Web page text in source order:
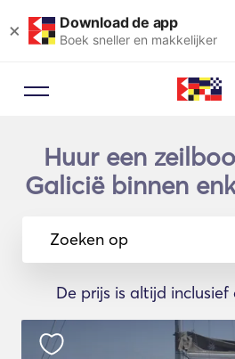
× Download de app
Boek sneller en makkelijker
Huur een
Galicië binnen
Zoeken op
De prijs is altijd